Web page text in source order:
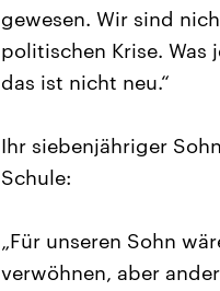
gewesen. Wir sind
politischen Krise. Was
das ist nicht neu.“
Ihr siebenjähriger
Schule:
„Für unseren Sohn
verwöhnen, aber